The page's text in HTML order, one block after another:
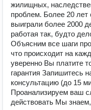
жилищных,
проблем. Более 20
выиграли более 2000
работая так, будто
Объясним все шаги
что происходит на
уверенно Вы платите
гарантия Запишитесь
консультацию (до 15
Проанализируем ваш
действовать Мы